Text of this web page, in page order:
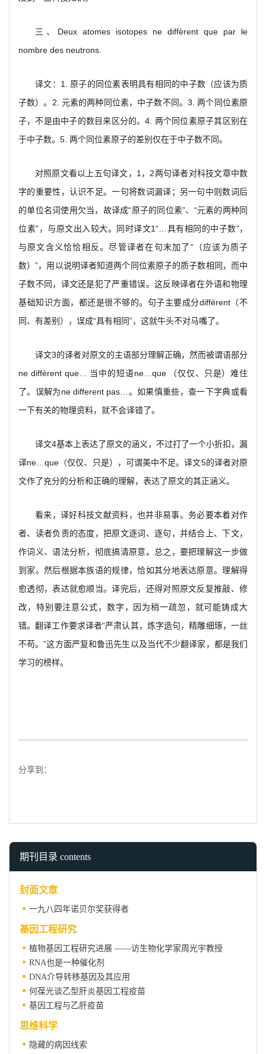
三、Deux atomes isotopes ne diffèrent que par le
nombre des neutrons.
译文：1. 原子的同位素表明具有相同的中子数（应该为质
子数）。2. 元素的两种同位素，中子数不同。3. 两个同位素原
子，不是由中子的数目来区分的。4. 两个同位素原子其区别在
于中子数。5. 两个同位素原子的差别仅在于中子数不同。
对照原文看以上五句译文，1，2两句译者对科技文章中数
字的重要性，认识不足。一句将数词漏译；另一句中则数词后
的单位名词使用欠当，故译成“原子的同位素”、“元素的两种同
位素”，与原文出入较大。同时译文1“…具有相同的中子数”，
与原文含义恰恰相反。尽管译者在句末加了“（应该为质子
数）”，用以说明译者知道两个同位素原子的质子数相同，而中
子数不同，译文还是犯了严重错误。这反映译者在外语和物理
基础知识方面，都还是很不够的。句子主要成分diffèrent（不
同、有差别），误成“具有相同”，这就牛头不对马嘴了。
译文3的译者对原文的主语部分理解正确，然而被谓语部分
ne diffèrent que… 当中的短语ne…que （仅仅、只是）难住
了。误解为ne different pas…。如果慎重些，查一下字典或看
一下有关的物理资料，就不会译错了。
译文4基本上表达了原文的涵义，不过打了一个小折扣，漏
译ne…que（仅仅、只是），可谓美中不足。译文5的译者对原
文作了充分的分析和正确的理解，表达了原文的其正涵义。
看来，译好科技文献资料，也并非易事。务必要本着对作
者、读者负责的态度，把原文逐词、逐句，并结合上、下文，
作词义、语法分析，彻底搞清原意。总之，要把理解这一步做
到家。然后根据本族语的规律，恰如其分地表达原意。理解得
愈透彻，表达就愈顺当。译完后，还得对照原文反复推敲、修
改，特别要注意公式，数字，因为稍一疏忽，就可能铸成大
错。翻译工作要求译者“严肃认其，炼字造句，精雕细琢，一丝
不苟。”这方面严复和鲁迅先生以及当代不少翻译家，都是我们
学习的榜样。
分享到：
期刊目录 contents
封面文章
一九八四年诺贝尔奖获得者
基因工程研究
植物基因工程研究进展 ——访生物化学家周光宇教授
RNA也是一种催化剂
DNA介导转移基因及其应用
何葆光谈乙型肝炎基因工程疫苗
基因工程与乙肝疫苗
思维科学
隐藏的病因线索